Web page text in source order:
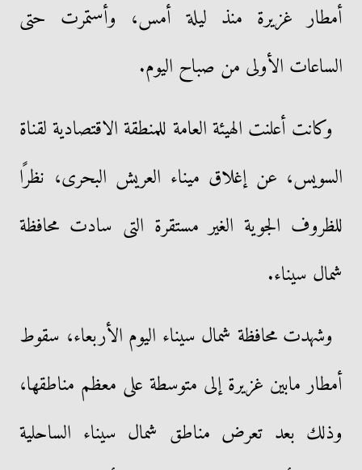
أمطار غزيرة منذ ليلة أمس، وأستمرت حتى
الساعات الأولى من صباح اليوم.
وكانت أعلنت الهيئة العامة للمنطقة الاقتصادية لقناة
السويس، عن إغلاق ميناء العريش البحرى، نظرًا
للظروف الجوية الغير مستقرة التى سادت محافظة
شمال سيناء.
وشهدت محافظة شمال سيناء اليوم الأربعاء، سقوط
أمطار مابين غزيرة إلى متوسطة على معظم مناطقها،
وذلك بعد تعرض مناطق شمال سيناء الساحلية